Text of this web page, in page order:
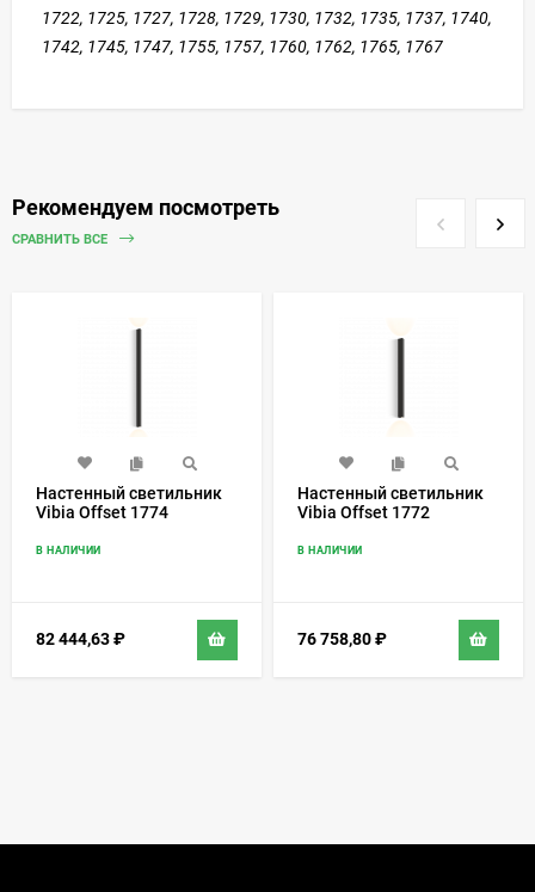
1722, 1725, 1727, 1728, 1729, 1730, 1732, 1735, 1737, 1740,
1742, 1745, 1747, 1755, 1757, 1760, 1762, 1765, 1767
Рекомендуем посмотреть
СРАВНИТЬ ВСЕ
Настенный светильник
Vibia Offset 1774
В НАЛИЧИИ
82 444,63₽
Настенный светильник
Vibia Offset 1772
В НАЛИЧИИ
76 758,80₽